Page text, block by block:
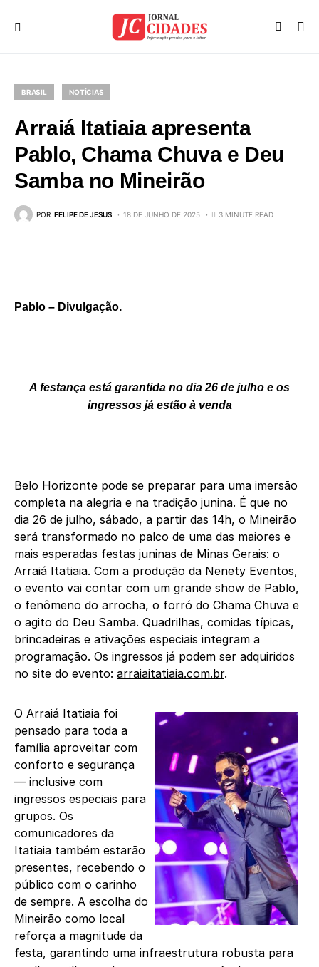
BRASIL NOTÍCIAS
Arraiá Itatiaia apresenta
Pablo, Chama Chuva e Deu
Samba no Mineirão
POR FELIPE DE JESUS 18 DE JUNHO DE 2025 3 MINUTE READ
Pablo – Divulgação.
A festança está garantida no dia 26 de julho e os
ingressos já estão à venda
Belo Horizonte pode se preparar para uma imersão
completa na alegria e na tradição junina. É que no
dia 26 de julho, sábado, a partir das 14h, o Mineirão
será transformado no palco de uma das maiores e
mais esperadas festas juninas de Minas Gerais: o
Arraiá Itatiaia. Com a produção da Nenety Eventos,
o evento vai contar com um grande show de Pablo,
o fenômeno do arrocha, o forró do Chama Chuva e
o agito do Deu Samba. Quadrilhas, comidas típicas,
brincadeiras e ativações especiais integram a
programação. Os ingressos já podem ser adquiridos
no site do evento: arraiaitatiaia.com.br.
O Arraiá Itatiaia foi
pensado para toda a
família aproveitar com
conforto e segurança
— inclusive com
ingressos especiais para
grupos. Os
comunicadores da
Itatiaia também estarão
presentes, recebendo o
público com o carinho
de sempre. A escolha do
Mineirão como local
reforça a magnitude da
festa, garantindo uma infraestrutura robusta para